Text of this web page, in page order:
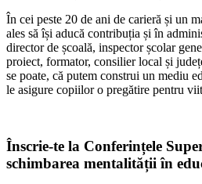
În cei peste 20 de ani de carieră și un
ales să își aducă contribuția și în
director de școală, inspector școlar
proiect, formator, consilier local și
se poate, că putem construi un mediu
le asigure copiilor o pregătire pentru
Înscrie-te la Conferințele
schimbarea mentalității în